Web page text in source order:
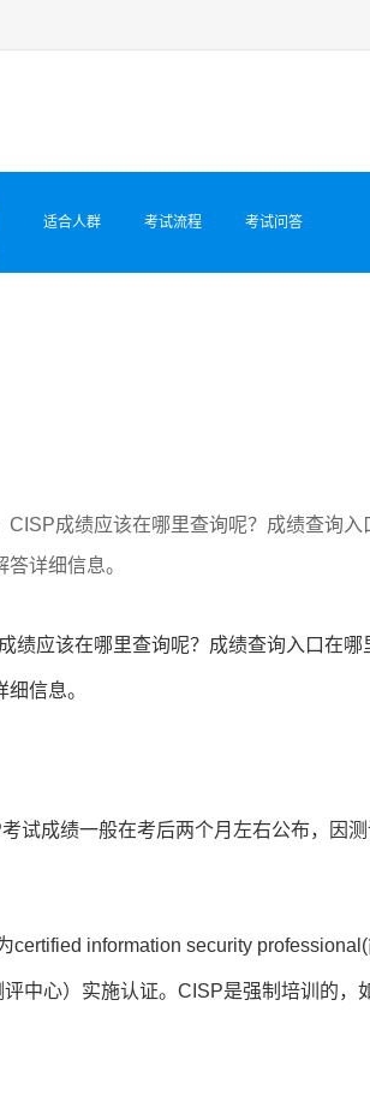
适合人群 考试流程 考试问答
成绩应该在哪里查询呢？成绩查询入
详细信息。
绩应该在哪里查询呢？成绩查询入口在哪
信息。
试成绩一般在考后两个月左右公布，因
certified information security
中心）实施认证。CISP是强制培训的，